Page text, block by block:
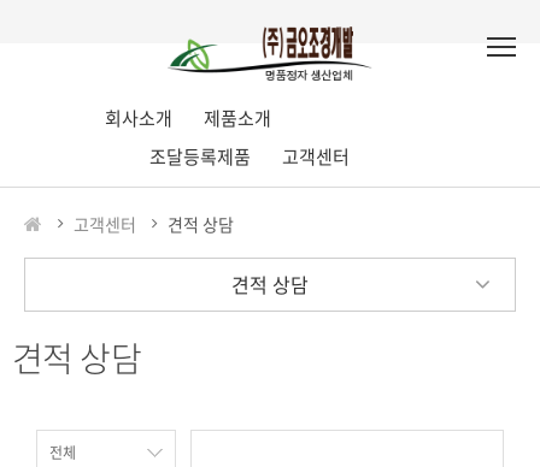
회사소개
제품소개
조달등록제품
고객센터
고객센터 견적 상담
견적 상담
견적 상담